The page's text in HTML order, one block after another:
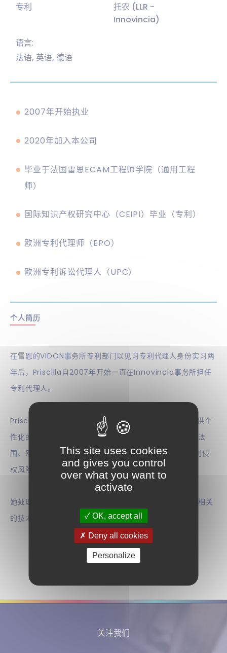
专利
托农 (LLR -
Innovincia)
语言:
法语, 英语, 德语
2007年开始执业
2020年加入本公司
毕业于法国雷恩ECAM工程师学院（通用工程
师）
国际知识产权研究中心（CEIPI）毕业（专利）
欧洲专利代理师（EPO）
欧洲专利诉讼代理人（UPC）
个人简历
在雷恩的VIDON事务所专利部门以见习专利代理人身份实习两
年后，Priscilla自2007年开始一直在Innovincia事务所担任
专利代理人。
Priscilla为小型企业以及熟悉工业产权的大型企业集团提供个
性化的知识产权服务。她负责撰写专利申请文件以及跟进法
国、欧洲和其它国家专利申请/授权程序，同时还进行专利侵
权风险的分析研究。
她处理的案件主要涉及汽车（热力学，机械，自动驾驶）相关
的技术领域。
关注我们
This site uses cookies
and gives you control
over what you want to
activate
OK, accept all
Deny all cookies
Personalize